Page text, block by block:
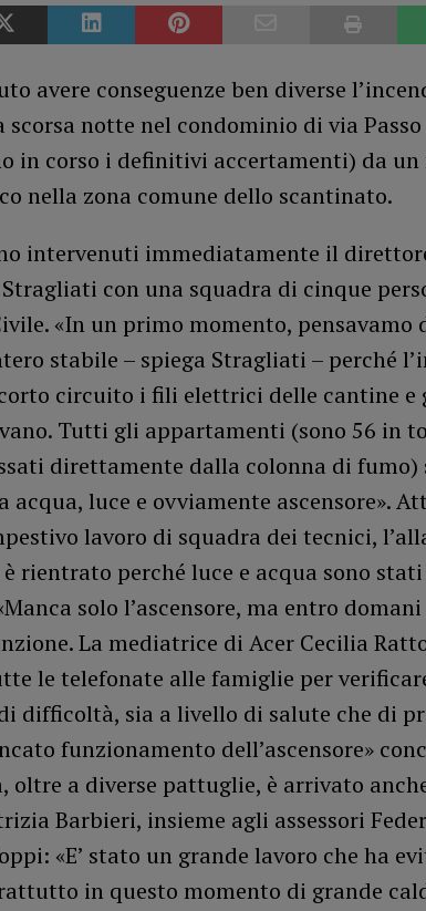
avere conseguenze ben diverse
notte nel condominio di via
in corso i definitivi accertamenti) da un
nella zona comune dello scantinato.
intervenuti immediatamente il
con una squadra di cinque
«In un primo momento, pensavamo
stabile – spiega Stragliati – perché
circuito i fili elettrici delle cantine e
Tutti gli appartamenti (sono 56 in
direttamente dalla colonna di fumo)
acqua, luce e ovviamente ascensore».
lavoro di squadra dei tecnici,
è rientrato perché luce e acqua sono
solo l’ascensore, ma entro
La mediatrice di Acer Cecilia
le telefonate alle famiglie per
difficoltà, sia a livello di salute che di
funzionamento dell’ascensore»
oltre a diverse pattuglie, è arrivato
Barbieri, insieme agli assessori
«E’ stato un grande lavoro che ha
in questo momento di grande